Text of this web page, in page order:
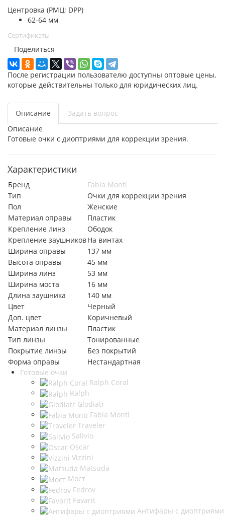
Центровка (РМЦ; DPP)
62-64 мм
Сертификаты
Поделиться
После регистрации пользователю доступны оптовые цены,
которые действительны только для юридических лиц.
Описание
Задать вопрос
Описание
Готовые очки с диоптриями для коррекции зрения.
Характеристики
Бренд
Fabia Monti
Тип
Очки для коррекции зрения
Пол
Женские
Материал оправы
Пластик
Крепление линз
Ободок
Крепление заушниковНа винтах
Ширина оправы
137 мм
Высота оправы
45 мм
Ширина линз
53 мм
Ширина моста
16 мм
Длина заушника
140 мм
Цвет
Черный
Доп. цвет
Коричневый
Материал линзы
Пластик
Тип линзы
Тонированные
Покрытие линзы
Без покрытий
Форма оправы
Нестандартная
Готовые очки
Ralph Coral
Ralph
Glodiatr
Fabia Monti
Traveler
Salivio
Oscar
Vizzini
Matsuda
Мост
Fedrov
Favarit
Антифары с диоптриями